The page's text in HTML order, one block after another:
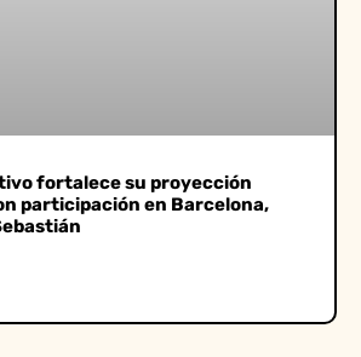
fortalece su proyección
participación en Barcelona,